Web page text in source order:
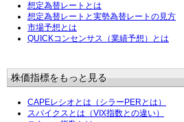
想定為替レートとは
想定為替レートと実勢為替レートの見方
市場予想とは
QUICKコンセンサス（業績予想）とは
株価指標をもっと見る
CAPEレシオとは（シラーPERとは）
スパイクスとは（VIX指数との違い）